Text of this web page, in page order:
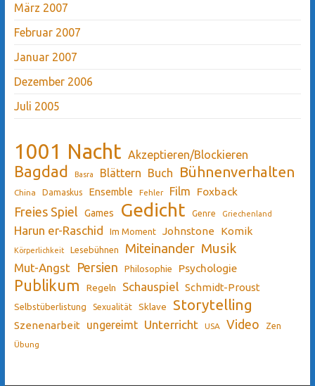
März 2007
Februar 2007
Januar 2007
Dezember 2006
Juli 2005
1001 Nacht Akzeptieren/Blockieren
Bagdad Basra Blättern Buch Bühnenverhalten
China Damaskus Ensemble Fehler Film Foxback
Freies Spiel Games Gedicht Genre Griechenland
Harun er-Raschid Im Moment Johnstone Komik
Körperlichkeit Lesebühnen Miteinander Musik
Mut-Angst Persien Philosophie Psychologie
Publikum Regeln Schauspiel Schmidt-Proust
Selbstüberlistung Sexualität Sklave Storytelling
Szenenarbeit ungereimt Unterricht USA Video Zen
Übung